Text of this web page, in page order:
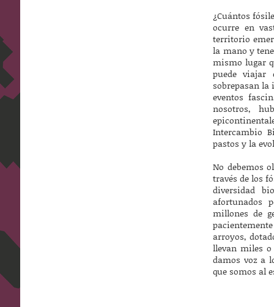
¿Cuántos
ocurre en
territorio
la mano y
mismo lugar
puede viajar
sobrepasan
eventos
nosotros,
Intercambio
pastos y la
No debemos
través de los
diversidad
afortunados
millones de
arroyos,
llevan miles o
damos voz a
que somos al